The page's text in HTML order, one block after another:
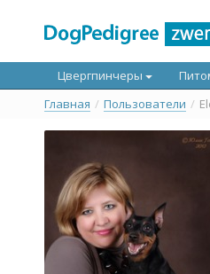
Цвергпинчеры
Главная / Пользователи /